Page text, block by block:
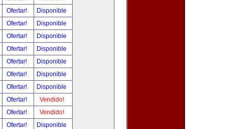
Ofertar!
Disponible
Ofertar!
Disponible
Ofertar!
Disponible
Ofertar!
Disponible
Ofertar!
Disponible
Ofertar!
Disponible
Ofertar!
Disponible
Ofertar!
Vendido!
Ofertar!
Vendido!
Ofertar!
Disponible